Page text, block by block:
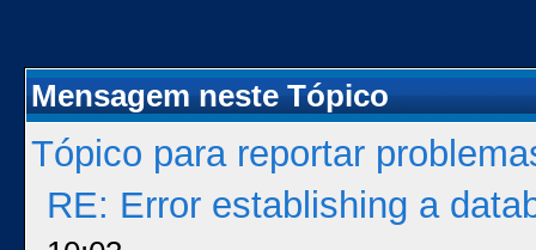
Mensagem neste Tópico
Tópico para reportar
RE: Error establishing a